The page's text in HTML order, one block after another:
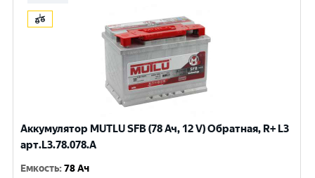
Аккумулятор MUTLU SFB (78 Ач, 12 V) Обратная, R+ L3
арт.L3.78.078.A
Емкость:78 Ач